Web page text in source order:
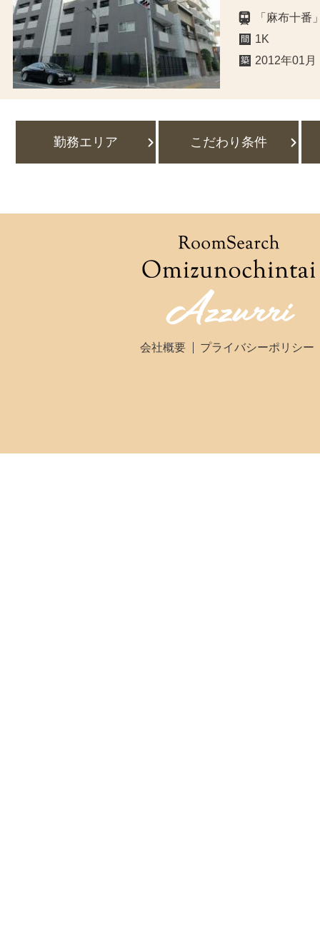
「麻布十
1K
2012年01月
勤務エリア こだわり条件
会社概要 プライバシーポリシー